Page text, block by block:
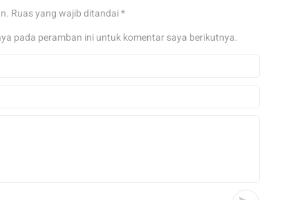
Menkopolkam RI Kunker
ke Kalimantan Tengah
Irwan
Ruas yang wajib ditandai*
pada peramban ini untuk komentar saya berikutnya.